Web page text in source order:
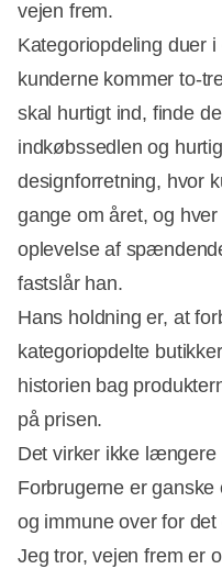
vejen frem.
Kategoriopdeling duer
kunderne kommer to-
skal hurtigt ind, finde
indkøbssedlen og
designforretning, hvor
gange om året, og
oplevelse af
fastslår han.
Hans holdning er, at
kategoriopdelte
historien bag
på prisen.
Det virker ikke
Forbrugerne er
og immune over for
Jeg tror, vejen frem er